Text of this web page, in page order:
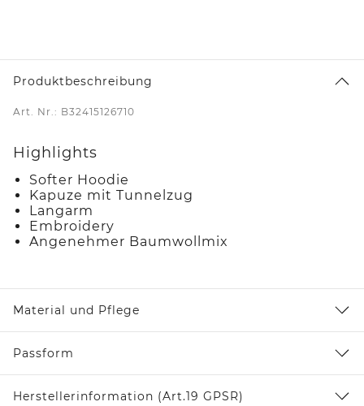
Produktbeschreibung
Art. Nr.: B32415126710
Highlights
Softer Hoodie
Kapuze mit Tunnelzug
Langarm
Embroidery
Angenehmer Baumwollmix
Material und Pflege
Passform
Herstellerinformation (Art.19 GPSR)